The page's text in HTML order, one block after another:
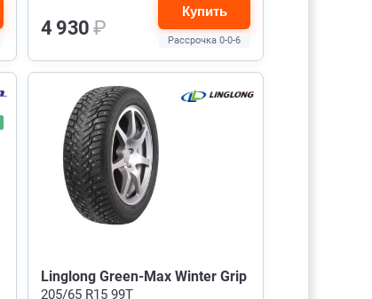
4 930₽
Купить
Рассрочка 0-0-6
Linglong Green-Max Winter Grip
205/65 R15 99T